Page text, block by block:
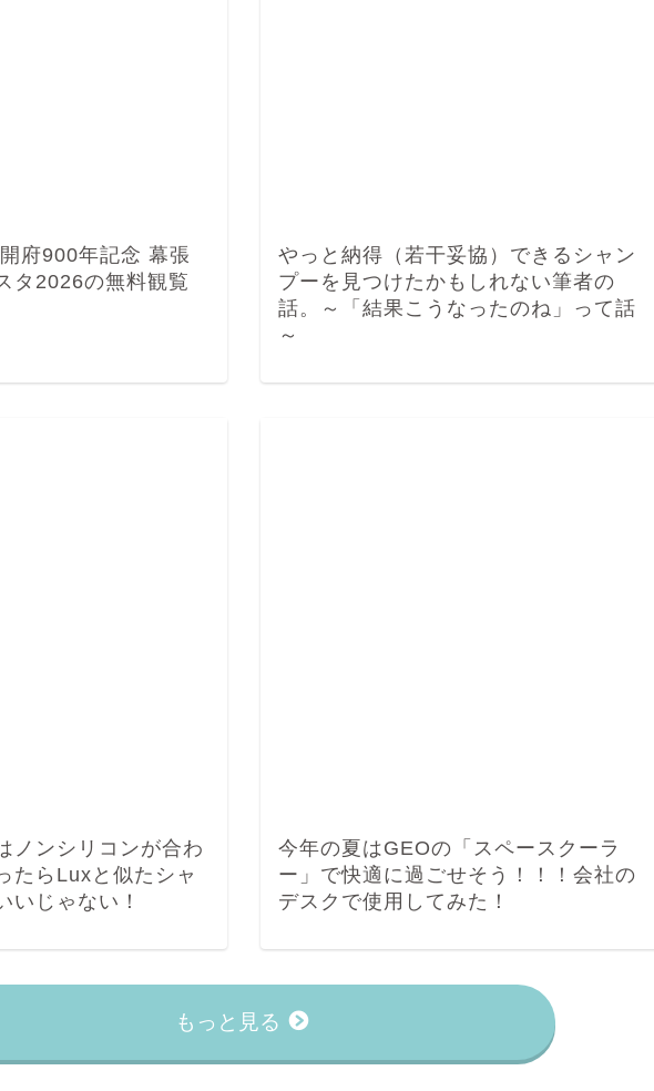
府900年記念 幕張
タ2026の無料観覧
やっと納得（若干妥協）できるシャン
プーを見つけたかもしれない筆者の
話。～「結果こうなったのね」って話
～
ノンシリコンが合わ
たらLuxと似たシャ
いじゃない！
今年の夏はGEOの「スペースクーラ
ー」で快適に過ごせそう！！！会社の
デスクで使用してみた！
もっと見る